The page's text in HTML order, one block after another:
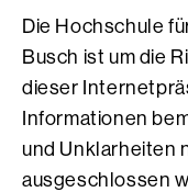
Die Hochschule
Busch ist um die
dieser
Informationen
und Unklarheiten
ausgeschlossen